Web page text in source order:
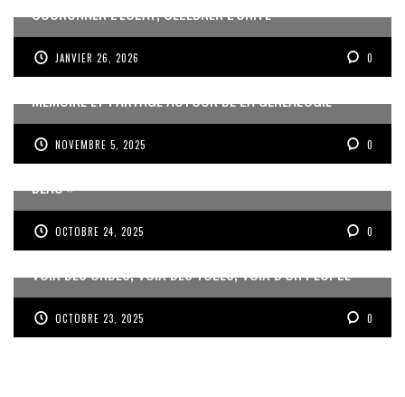
COURONNER L’ÉCLAT, CÉLÉBRER L’UNITÉ
JANVIER 26, 2026 0
MÉMOIRE ET PARTAGE AUTOUR DE LA GÉNÉALOGIE
NOVEMBRE 5, 2025 0
JEAN-PIERRE VOLET : « L’OBJECTIF EST DE PRODUIRE DU
BEAU »
OCTOBRE 24, 2025 0
VOIX DES ONDES, VOIX DES YOLES, VOIX D’UN PEUPLE
OCTOBRE 23, 2025 0